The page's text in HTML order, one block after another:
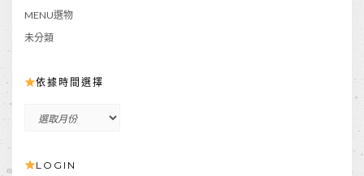
MENU選物
未分類
依據時間選擇
間 LOGIN